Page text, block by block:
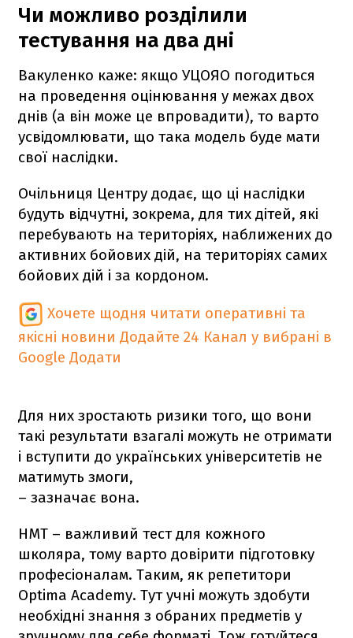
Чи можливо розділили
тестування на два дні
Вакуленко каже: якщо УЦОЯО погодиться
на проведення оцінювання у межах двох
днів (а він може це впровадити), то варто
усвідомлювати, що така модель буде мати
свої наслідки.
Очільниця Центру додає, що ці наслідки
будуть відчутні, зокрема, для тих дітей, які
перебувають на територіях, наближених до
активних бойових дій, на територіях самих
бойових дій і за кордоном.
Хочете щодня читати оперативні та
якісні новини Додайте 24 Канал у вибрані в
Google Додати
Для них зростають ризики того, що вони
такі результати взагалі можуть не отримати
і вступити до українських університетів не
матимуть змоги,
– зазначає вона.
НМТ – важливий тест для кожного
школяра, тому варто довірити підготовку
професіоналам. Таким, як репетитори
Optima Academy. Тут учні можуть здобути
необхідні знання з обраних предметів у